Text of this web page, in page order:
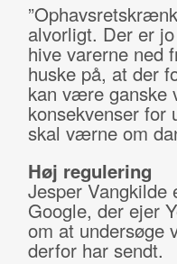
alvorligt. Der er
hive varerne ned
huske på, at der
kan være ganske
konsekvenser for
skal værne om
Høj regulering
Jesper Vangkilde
Google, der ejer
om at undersøge
derfor har sendt.